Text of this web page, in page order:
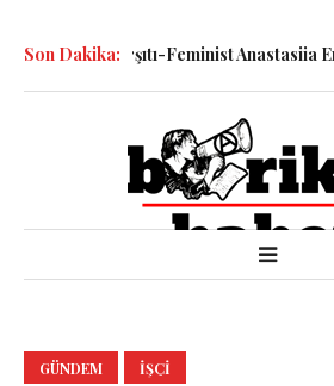
Son Dakika:
Karşıtı-Feminist Anastasiia
GÜNDEM İŞÇI